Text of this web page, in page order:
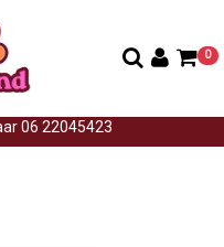
06 22045423
0